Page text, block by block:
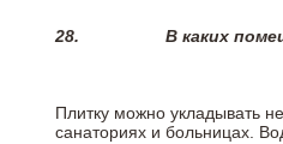
28. В каких
Плитку можно укладывать
санаториях и больницах.